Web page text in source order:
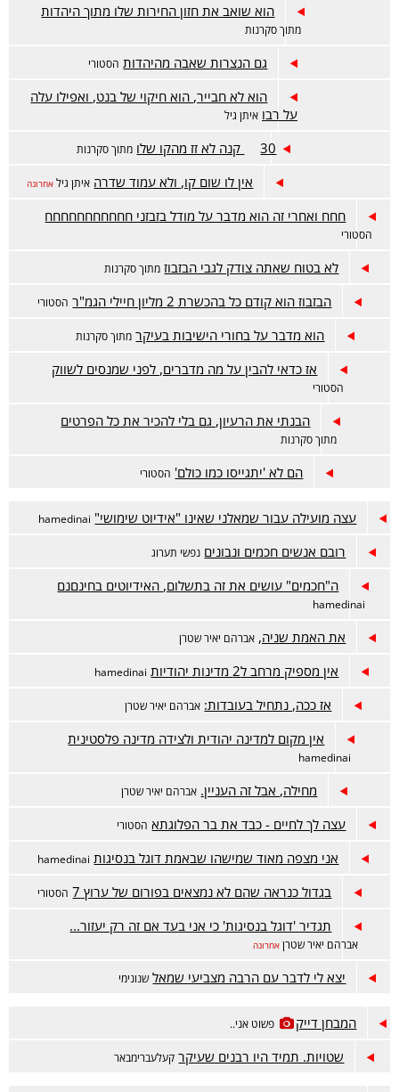
הוא שואב את חזון החירות שלו מתוך היהדות
מתוך סקרנות
גם הנצרות שאבה מהיהדות הסטורי
הוא לא חבייר, הוא חיקוי של בנט, ואפילו עלה
על רבו איתן גיל
30 קנה לא זז מהקו שלו מתוך סקרנות
אין לו שום קו, ולא עמוד שדרה איתן גיל אחרונה
חחח ואחרי זה הוא מדבר על מודל בזבזני חחחחחחחחחחח
הסטורי
לא בטוח שאתה צודק לגבי הבזבוז מתוך סקרנות
הבזבוז הוא קודם כל בהכשרת 2 מליון חיילי הגמ"ר הסטורי
הוא מדבר על בחורי הישיבות בעיקר מתוך סקרנות
אז כדאי להבין על מה מדברים, לפני שמנסים לשווק
הסטורי
הבנתי את הרעיון, גם בלי להכיר את כל הפרטים
מתוך סקרנות
הם לא 'יתגייסו כמו כולם' הסטורי
עצה מועילה עבור שמאלני שאינו "אידיוט שימושי" hamedinai
רובם אנשים חכמים ונבונים נפשי תערוג
ה"חכמים" עושים את זה בתשלום, האידיוטים בחינםנם
hamedinai
את האמת שניה, אברהם יאיר שטרן
אין מספיק מרחב ל2 מדינות יהודיות hamedinai
אז ככה, נתחיל בעובדות: אברהם יאיר שטרן
אין מקום למדינה יהודית ולצידה מדינה פלסטינית
hamedinai
מחילה, אבל זה העניין. אברהם יאיר שטרן
עצה לך לחיים - כבד את בר הפלוגתא הסטורי
אני מצפה מאוד שמישהו שבאמת דוגל בנסיגות hamedinai
בגדול כנראה שהם לא נמצאים בפורום של ערוץ 7 הסטורי
תגדיר 'דוגל בנסיגות' כי אני בעד אם זה רק יעזור...
אברהם יאיר שטרן אחרונה
יצא לי לדבר עם הרבה מצביעי שמאל שנונימי
המבחן דייק פשוט אני..
שטויות. תמיד היו רבנים שעיקר קעלעברימבאר